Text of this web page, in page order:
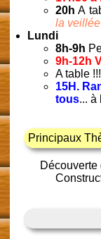
20h A
la
Lundi
8h-9h
9h-12h
A table !!!
15H.
tous... à
Principaux